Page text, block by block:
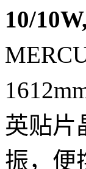
10/
英贴片
振，便